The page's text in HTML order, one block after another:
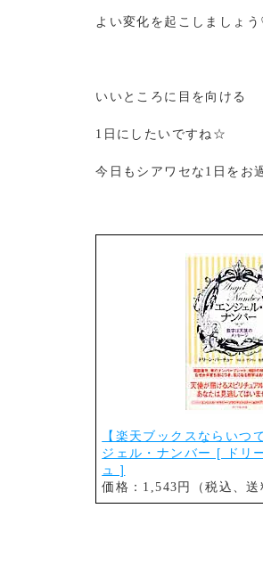
よい変化を起こしましょ
いいところに目を向ける
1日にしたいですね☆
今日もシアワセな1日を
【楽天ブックスならいつ
ジェル・ナンバー [ ドリ
ュ ]
価格：1,543円（税込、送